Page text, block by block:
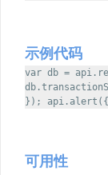
示例代码
var db =
}); api.alert({
可用性